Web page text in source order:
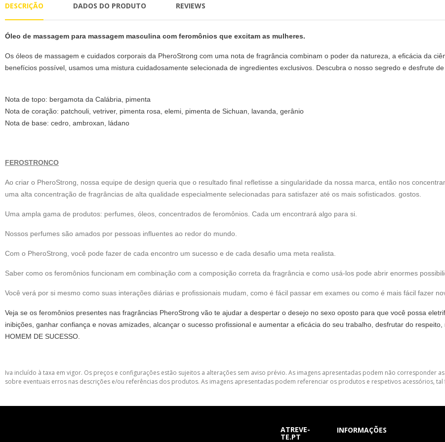
DESCRIÇÃO DADOS DO PRODUTO REVIEWS
Óleo de massagem para massagem masculina com feromônios que excitam as mulheres.
Os óleos de massagem e cuidados corporais da PheroStrong com uma nota de fragrância combinam o poder da natureza, a eficácia da
benefícios possível, usamos uma mistura cuidadosamente selecionada de ingredientes exclusivos. Descubra o nosso segredo e desfrute
Nota de topo: bergamota da Calábria, pimenta
Nota de coração: patchouli, vetriver, pimenta rosa, elemi, pimenta de Sichuan, lavanda, gerânio
Nota de base: cedro, ambroxan, ládano
FEROSTRONCO
Ao criar o PheroStrong, nossa equipe de design queria que o resultado final refletisse a singularidade da nossa marca, então nos
uma alta concentração de fragrâncias de alta qualidade especialmente selecionadas para satisfazer até os mais sofisticados. gostos.
Uma ampla gama de produtos: perfumes, óleos, concentrados de feromônios. Cada um encontrará algo para si.
Nossos perfumes são amados por pessoas influentes ao redor do mundo.
Com o PheroStrong, você pode fazer de cada encontro um sucesso e de cada desafio uma meta realista.
Saber como os feromônios funcionam em combinação com a composição correta da fragrância e como usá-los pode abrir enormes
Você verá por si mesmo como suas interações diárias e profissionais mudam, como é fácil passar em exames ou como é mais fácil fazer
Veja se os feromônios presentes nas fragrâncias PheroStrong vão te ajudar a despertar o desejo no sexo oposto para que você possa
inibições, ganhar confiança e novas amizades, alcançar o sucesso profissional e aumentar a eficácia do seu trabalho, desfrutar do
HOMEM DE SUCESSO.
Iva incluído à taxa em vigor. Os preços e configurações estão sujeitos a alterações sem aviso prévio. As imagens apresentadas podem não corresponder
sobre eventuais erros nas descrições e/ou referências dos produtos. As imagens apresentadas podem referenciar os produtos e respetivos acessórios,
ATREVE-
TE.PT
INFORMAÇÕES